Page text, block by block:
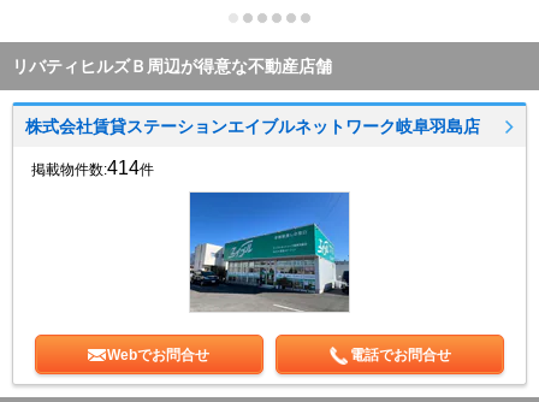
リバティヒルズＢ周辺が得意な不動産店舗
株式会社賃貸ステーションエイブルネットワーク岐阜羽島店
掲載物件数:414件
Webでお問合せ 電話でお問合せ